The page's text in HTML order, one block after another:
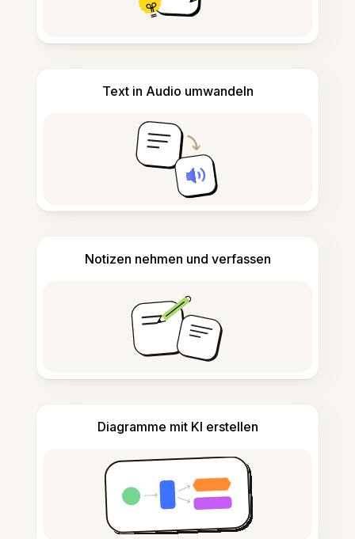
Text in Audio umwandeln
Notizen nehmen und verfassen
Diagramme mit KI erstellen